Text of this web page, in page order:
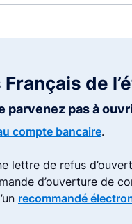
de
parvenez pas à
compte bancaire.
lettre de refus
d’ouverture de
recommandé